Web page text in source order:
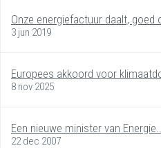
Onze energiefactuur daalt, goed
3 jun 2019
Europees akkoord voor
8 nov 2025
Een nieuwe minister van Energie...
22 dec 2007